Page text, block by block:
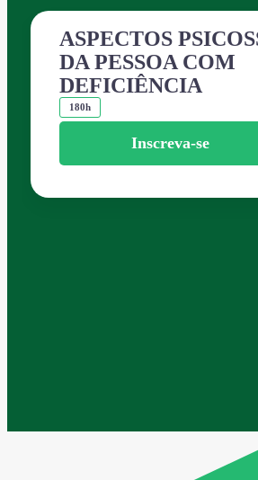
ASPECTOS
DA PESSOA COM
DEFICIÊNCIA
180h
Inscreva-se